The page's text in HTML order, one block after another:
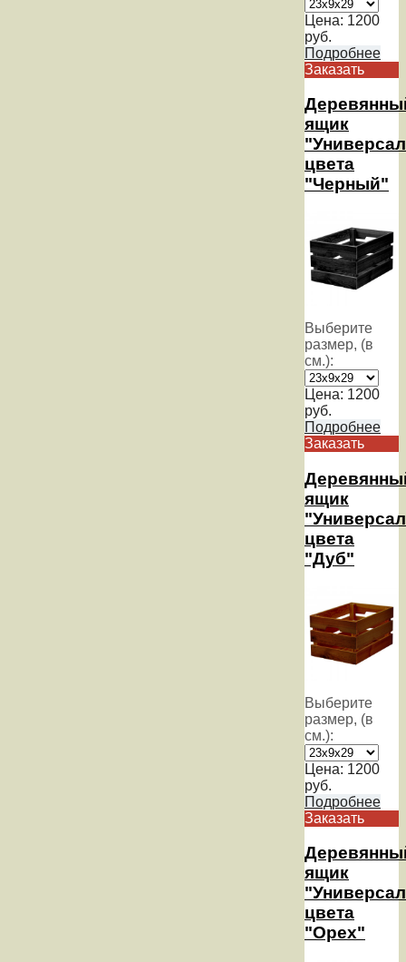
Цена: 1200
руб.
Подробнее
Заказать
ящик
цвета
"Черный"
Выберите
размер, (в
см.):
Цена: 1200
руб.
Подробнее
Заказать
ящик
цвета
"Дуб"
Выберите
размер, (в
см.):
Цена: 1200
руб.
Подробнее
Заказать
ящик
цвета
"Орех"